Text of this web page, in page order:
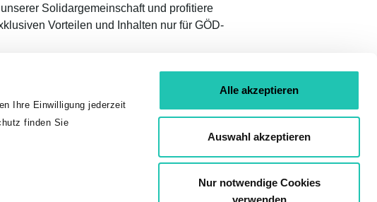
Ihre Einwilligung jederzeit
finden Sie
Alle akzeptieren
Auswahl akzeptieren
Nur notwendige Cookies
verwenden
Solidargemeinschaft und profitiere
Vorteilen und Inhalten nur für GÖD-